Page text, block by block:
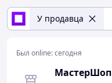
У продавца
Был online:сегодня
МастерШоп